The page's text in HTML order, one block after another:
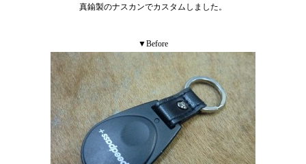
真鍮製のナスカンでカスタムしました。
▼Before